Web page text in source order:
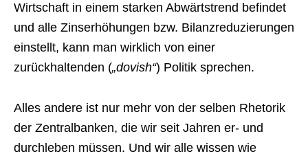
Wirtschaft in einem starken Abwärtstrend befindet
und alle Zinserhöhungen bzw. Bilanzreduzierungen
einstellt, kann man wirklich von einer
zurückhaltenden („dovish“) Politik sprechen.
Alles andere ist nur mehr von der selben Rhetorik
der Zentralbanken, die wir seit Jahren er- und
durchleben müssen. Und wir alle wissen wie